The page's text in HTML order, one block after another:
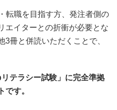
転職を目指す方、発注者側の
エイターとの折衝が必要とな
3冊と併読いただくことで、
テラシー試験」に完全準拠
です。